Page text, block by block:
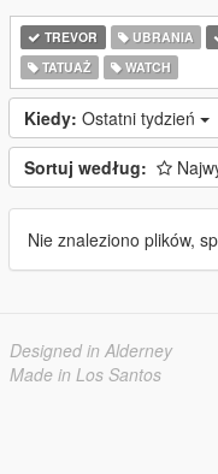
TREVOR UBRANIA
TATUAŻ
WATCH
Kiedy: Ostatni tydzień
Sortuj według:
Nie znaleziono plików,
Designed in Alderney
Made in Los Santos